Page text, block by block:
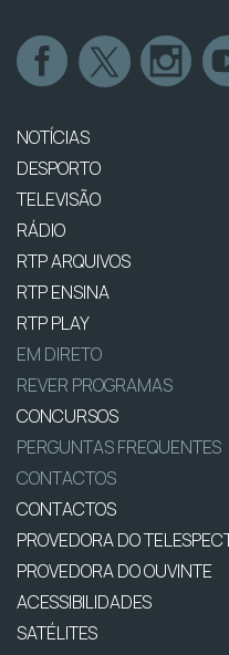
NOTÍCIAS
DESPORTO
TELEVISÃO
RÁDIO
RTP ARQUIVOS
RTP ENSINA
RTP PLAY
EM DIRETO
REVER PROGRAMAS
CONCURSOS
PERGUNTAS FREQUENTES
CONTACTOS
CONTACTOS
PROVEDORA DO
PROVEDORA DO OUVINTE
ACESSIBILIDADES
SATÉLITES